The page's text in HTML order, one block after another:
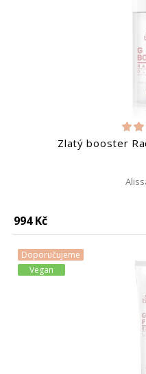
Zlatý booster
994 Kč
Doporučujeme
Vegan